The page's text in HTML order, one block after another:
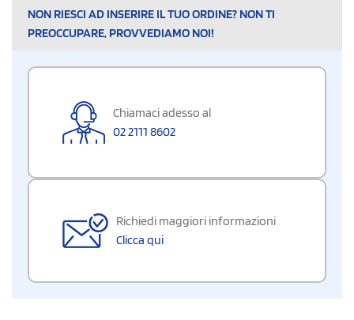
NON RIESCI AD INSERIRE IL TUO ORDINE? NON TI
PREOCCUPARE, PROVVEDIAMO NOI!
Chiamaci adesso al
02 2111 8602
Richiedi maggiori informazioni
Clicca qui